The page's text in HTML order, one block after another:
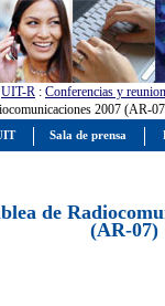
UIT-R : Conferencias y
2007 (AR-
de
(AR-07)
Sala de prensa